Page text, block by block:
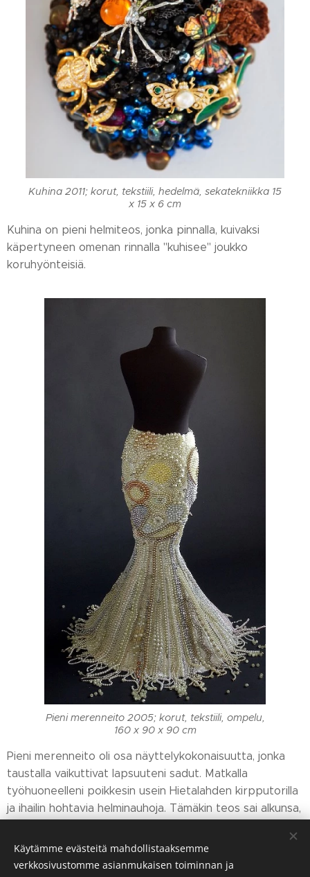
Kuhina 2011; korut, tekstiili, hedelmä, sekatekniikka 15
x 15 x 6 cm
Kuhina on pieni helmiteos, jonka pinnalla, kuivaksi
käpertyneen omenan rinnalla "kuhisee" joukko
koruhyönteisiä.
Pieni merenneito 2005; korut, tekstiili, ompelu,
160 x 90 x 90 cm
Pieni merenneito oli osa näyttelykokonaisuutta, jonka
taustalla vaikuttivat lapsuuteni sadut. Matkalla
työhuoneelleni poikkesin usein Hietalahden kirpputorilla
ja ihailin hohtavia helminauhoja. Tämäkin teos sai alkunsa,
Käytämme evästeitä mahdollistaaksemme
verkkosivustomme asianmukaisen toiminnan ja